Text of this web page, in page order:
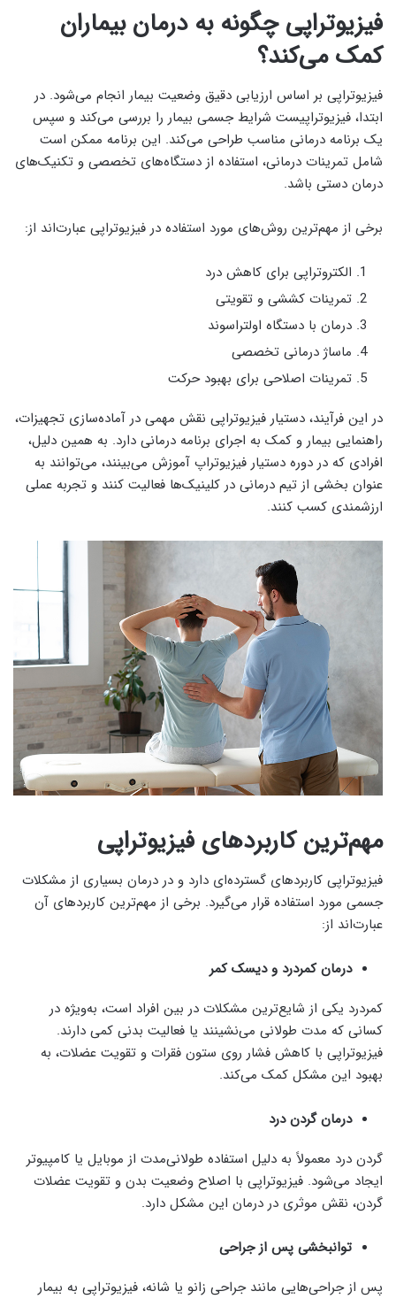
فیزیوتراپی چگونه به درمان بیماران
کمک می‌کند؟
فیزیوتراپی بر اساس ارزیابی دقیق وضعیت بیمار انجام می‌شود. در
ابتدا، فیزیوتراپیست شرایط جسمی بیمار را بررسی می‌کند و سپس
یک برنامه درمانی مناسب طراحی می‌کند. این برنامه ممکن است
شامل تمرینات درمانی، استفاده از دستگاه‌های تخصصی و تکنیک‌های
درمان دستی باشد.
برخی از مهم‌ترین روش‌های مورد استفاده در فیزیوتراپی عبارت‌اند از:
الکتروتراپی برای کاهش درد
تمرینات کششی و تقویتی
درمان با دستگاه اولتراسوند
ماساژ درمانی تخصصی
تمرینات اصلاحی برای بهبود حرکت
در این فرآیند، دستیار فیزیوتراپی نقش مهمی در آماده‌سازی تجهیزات،
راهنمایی بیمار و کمک به اجرای برنامه درمانی دارد. به همین دلیل،
افرادی که در دوره دستیار فیزیوتراپ آموزش می‌بینند، می‌توانند به
عنوان بخشی از تیم درمانی در کلینیک‌ها فعالیت کنند و تجربه عملی
ارزشمندی کسب کنند.
مهم‌ترین کاربردهای فیزیوتراپی
فیزیوتراپی کاربردهای گسترده‌ای دارد و در درمان بسیاری از مشکلات
جسمی مورد استفاده قرار می‌گیرد. برخی از مهم‌ترین کاربردهای آن
عبارت‌اند از:
درمان کمردرد و دیسک کمر
کمردرد یکی از شایع‌ترین مشکلات در بین افراد است، به‌ویژه در
کسانی که مدت طولانی می‌نشینند یا فعالیت بدنی کمی دارند.
فیزیوتراپی با کاهش فشار روی ستون فقرات و تقویت عضلات، به
بهبود این مشکل کمک می‌کند.
درمان گردن درد
گردن درد معمولاً به دلیل استفاده طولانی‌مدت از موبایل یا کامپیوتر
ایجاد می‌شود. فیزیوتراپی با اصلاح وضعیت بدن و تقویت عضلات
گردن، نقش موثری در درمان این مشکل دارد.
توانبخشی پس از جراحی
پس از جراحی‌هایی مانند جراحی زانو یا شانه، فیزیوتراپی به بیمار